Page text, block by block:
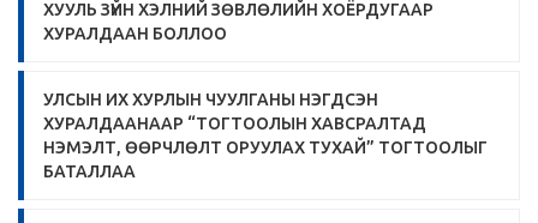
ХУУЛЬ ЗҮЙН ХЭЛНИЙ ЗӨВЛӨЛИЙН ХОЁРДУГААР
ХУРАЛДААН БОЛЛОО
УЛСЫН ИХ ХУРЛЫН ЧУУЛГАНЫ НЭГДСЭН
ХУРАЛДААНААР “ТОГТООЛЫН ХАВСРАЛТАД
НЭМЭЛТ, ӨӨРЧЛӨЛТ ОРУУЛАХ ТУХАЙ” ТОГТООЛЫГ
БАТАЛЛАА